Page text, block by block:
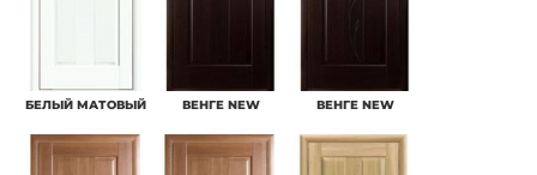
БЕЛЫЙ МАТОВЫЙ ВЕНГЕ NEW ВЕНГЕ NEW